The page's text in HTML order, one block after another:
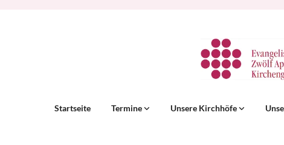
Startseite Termine Unsere Kirchhöfe